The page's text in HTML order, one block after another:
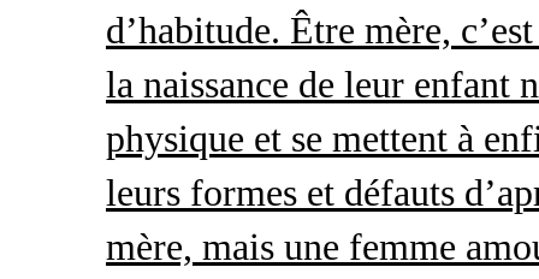
d’habitude. Être mère,
la naissance de leur enfant
physique et se mettent à
leurs formes et défauts
mère, mais une femme